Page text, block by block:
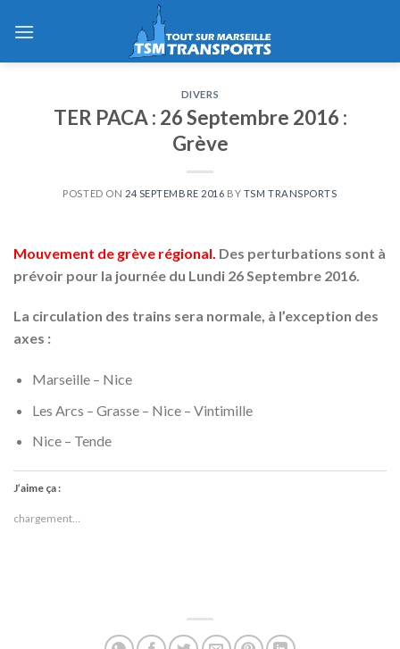
DIVERS
TER PACA : 26 Septembre 2016 :
Grève
POSTED ON 24 SEPTEMBRE 2016 BY TSM TRANSPORTS
Mouvement de grève régional. Des perturbations sont à
prévoir pour la journée du Lundi 26 Septembre 2016.
La circulation des trains sera normale, à l’exception des
axes :
Marseille – Nice
Les Arcs – Grasse – Nice – Vintimille
Nice – Tende
J’aime ça :
chargement…